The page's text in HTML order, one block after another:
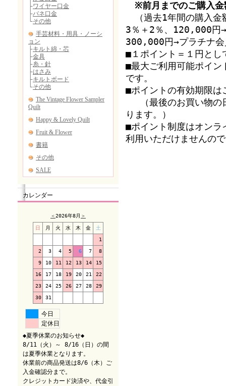
カレンダー
＜2026年8月 ＞
日 月 火 水 木 金 土
1
2 3 4 5 6 7 8
9 10 11 12 13 14 15
16 17 18 19 20 21 22
23 24 25 26 27 28 29
30 31
今日
定休日
◆夏季休業のお知らせ◆
8/11（火）～ 8/16（日）の間
は夏季休業となります。
休業前の商品発送は8/6（木）ご
入金確認分まで。
クレジットカード決済や、代金引
※前月までのご購入
（過去1年間の購入
3％＋2％、120,000円
300,000円→プラチナ会
■１ポイント＝１円とし
■最大ご利用可能ポイン
です。
■ポイントの有効期限は
（最後のお買い物の
ります。）
■ポイント制度はオン
利用いただけませんの